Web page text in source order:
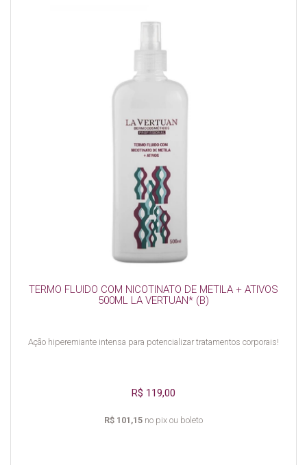
TERMO FLUIDO COM NICOTINATO DE METILA + ATIVOS
500ML LA VERTUAN* (B)
Ação hiperemiante intensa para potencializar tratamentos corporais!
R$ 119,00
R$ 101,15 no pix ou boleto